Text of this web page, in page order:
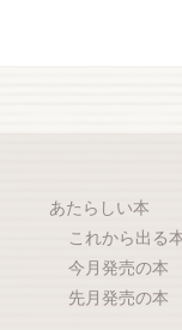
あたらしい本
これから出る
今月発売の本
先月発売の本